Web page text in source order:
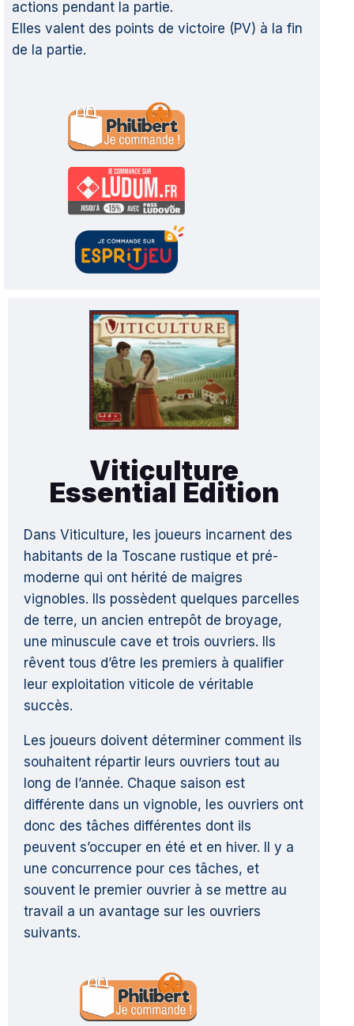
actions pendant la partie.
Elles valent des points de victoire (PV) à la fin
de la partie.
Viticulture
Essential Edition
Dans Viticulture, les joueurs incarnent des
habitants de la Toscane rustique et pré-
moderne qui ont hérité de maigres
vignobles. Ils possèdent quelques parcelles
de terre, un ancien entrepôt de broyage,
une minuscule cave et trois ouvriers. Ils
rêvent tous d’être les premiers à qualifier
leur exploitation viticole de véritable
succès.
Les joueurs doivent déterminer comment ils
souhaitent répartir leurs ouvriers tout au
long de l’année. Chaque saison est
différente dans un vignoble, les ouvriers ont
donc des tâches différentes dont ils
peuvent s’occuper en été et en hiver. Il y a
une concurrence pour ces tâches, et
souvent le premier ouvrier à se mettre au
travail a un avantage sur les ouvriers
suivants.